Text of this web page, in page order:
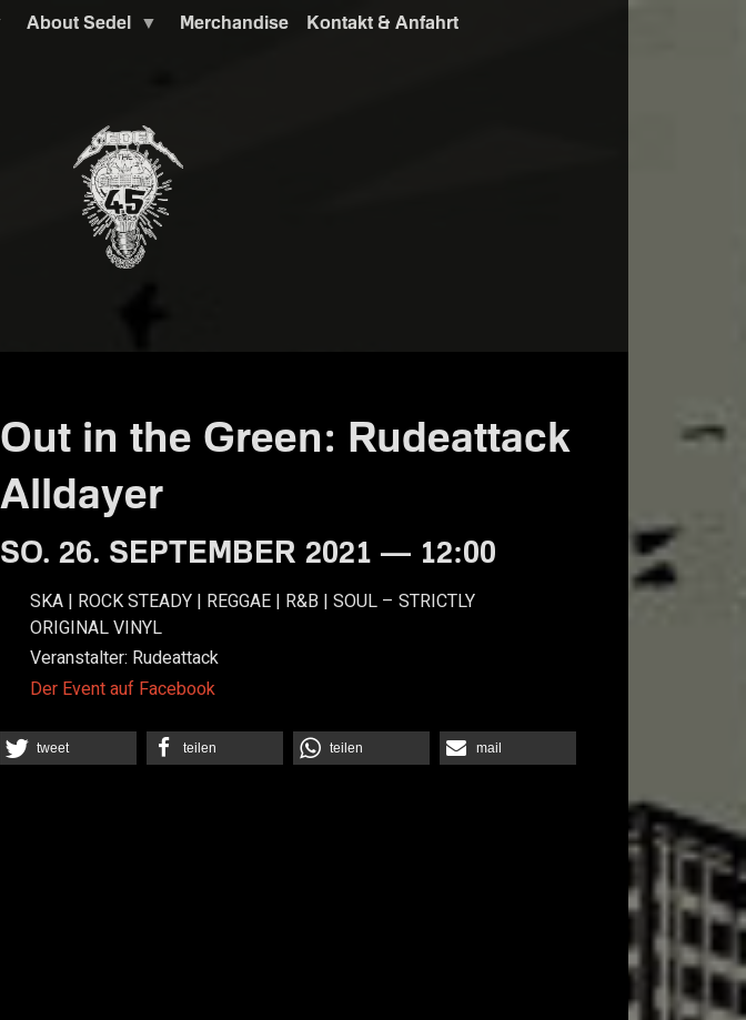
About Sedel Merchandise Kontakt & Anfahrt
Out in the Green: Rudeattack
Alldayer
SO. 26. SEPTEMBER 2021 — 12:00
SKA | ROCK STEADY | REGGAE | R&B | SOUL – STRICTLY
ORIGINAL VINYL
Veranstalter: Rudeattack
Der Event auf Facebook
tweet teilen teilen mail